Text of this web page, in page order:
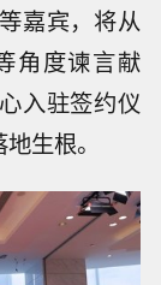
嘉宾，将从
角度谏言献
入驻签约仪
生根。